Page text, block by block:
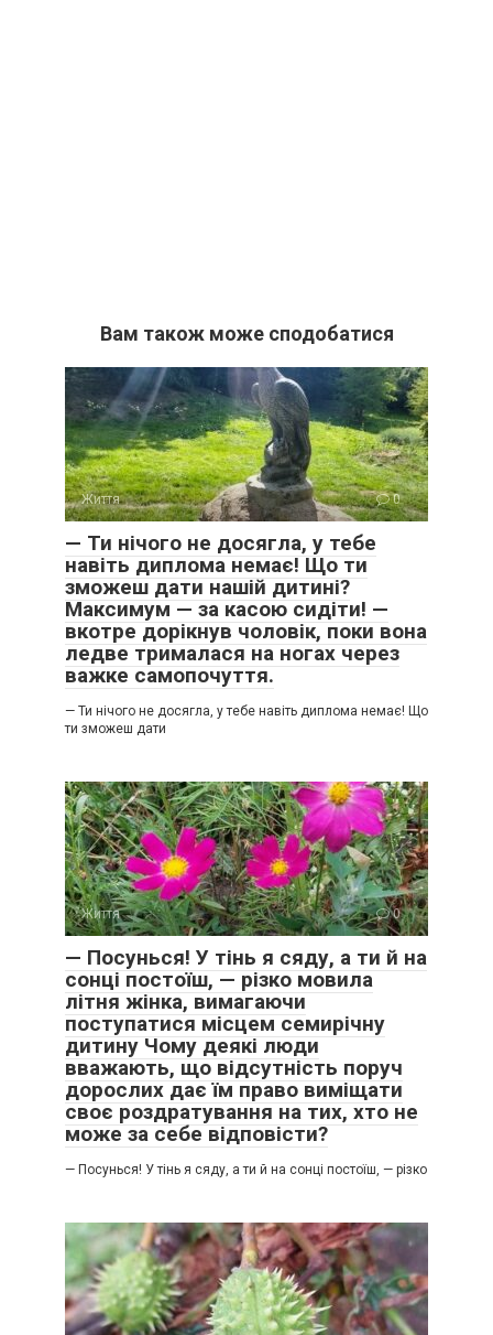
Вам також може сподобатися
Життя 0
— Ти нічого не досягла, у тебе
навіть диплома немає! Що ти
зможеш дати нашій дитині?
Максимум — за касою сидіти! —
вкотре дорікнув чоловік, поки вона
ледве трималася на ногах через
важке самопочуття.
— Ти нічого не досягла, у тебе навіть диплома немає! Що
ти зможеш дати
Життя 0
— Посунься! У тінь я сяду, а ти й на
сонці постоїш, — різко мовила
літня жінка, вимагаючи
поступатися місцем семирічну
дитину Чому деякі люди
вважають, що відсутність поруч
дорослих дає їм право виміщати
своє роздратування на тих, хто не
може за себе відповісти?
— Посунься! У тінь я сяду, а ти й на сонці постоїш, — різко